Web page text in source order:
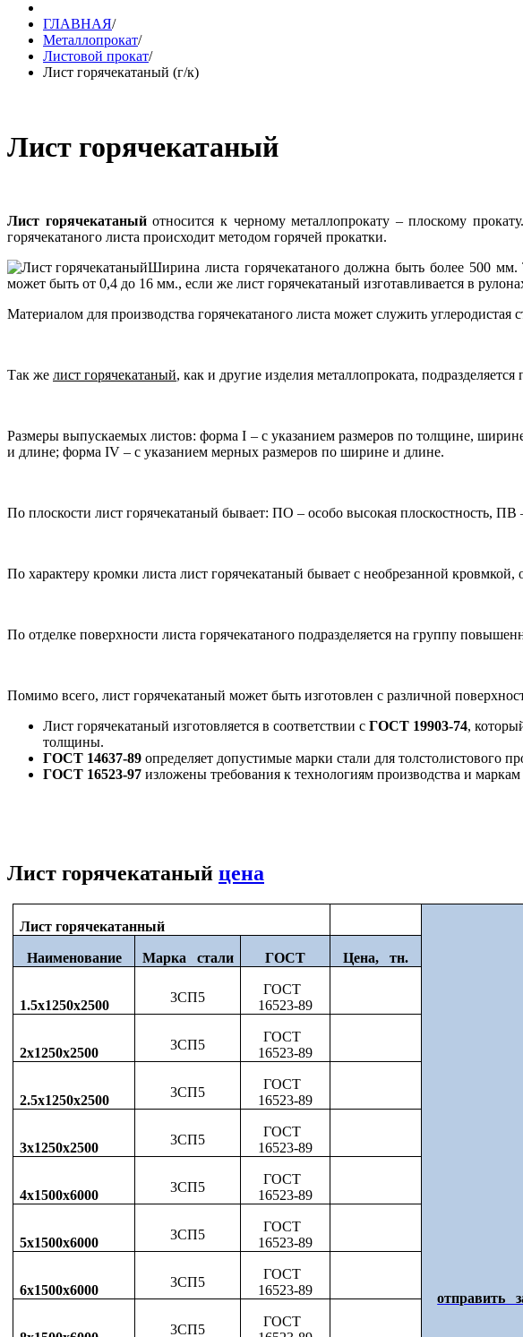
ГЛАВНАЯ/
Металлопрокат/
Листовой прокат/
Лист горячекатаный (г/к)
Лист горячекатаный
Лист горячекатаныйотносится к черному металлопрокату – плоскому
горячекатаного листа происходит методом горячей прокатки.
Ширина листа горячекатаного должна быть более 500
может быть от 0,4 до 16 мм., если же лист горячекатаный изготавливается в
Материалом для производства горячекатаного листа может служить углеродистая
Так же лист горячекатаный, как и другие изделия металлопроката,
Размеры выпускаемых листов: форма I – с указанием размеров по толщине,
и длине; форма IV – с указанием мерных размеров по ширине и длине.
По плоскости лист горячекатаный бывает: ПО – особо высокая плоскостность,
По характеру кромки листа лист горячекатаный бывает с необрезанной
По отделке поверхности листа горячекатаного подразделяется на группу
Помимо всего, лист горячекатаный может быть изготовлен с различной
Лист горячекатаный изготовляется в соответствии с ГОСТ 19903-74,
толщины.
ГОСТ 14637-89 определяет допустимые марки стали для толстолистового
ГОСТ 16523-97 изложены требования к технологиям производства и маркам
Лист горячекатаный цена
Лист горячекатанный
отправить
Наименование Марка стали ГОСТ Цена, тн.
1.5х1250х2500
3СП5
ГОСТ
16523-89
2х1250х2500
3СП5
ГОСТ
16523-89
2.5х1250х2500
3СП5
ГОСТ
16523-89
3х1250х2500
3СП5
ГОСТ
16523-89
4х1500х6000
3СП5
ГОСТ
16523-89
5х1500х6000
3СП5
ГОСТ
16523-89
6х1500х6000
3СП5
ГОСТ
16523-89
3СП5
ГОСТ